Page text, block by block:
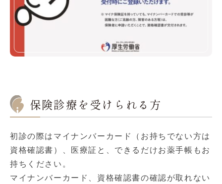
保険診療を受けられる方
初診の際はマイナンバーカード（お持ちでない方は
資格確認書）、医療証と、できるだけお薬手帳もお
持ちください。
マイナンバーカード、資格確認書の確認が取れない